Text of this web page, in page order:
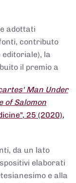
adottati
contributo
editoriale), la
il premio a
Man Under
of Salomon
25 (2020),
da un lato
elaborati
e alla